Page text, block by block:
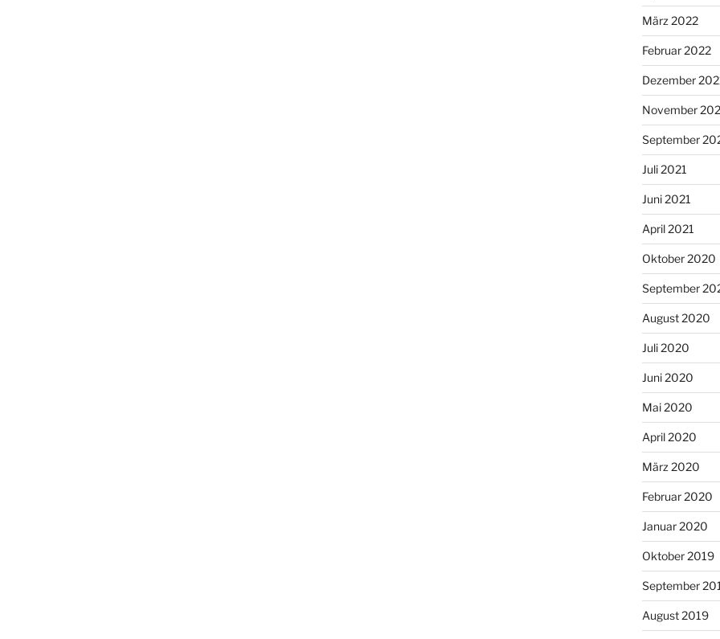
März 2022
Februar 2022
Dezember
November
September
Juli 2021
Juni 2021
April 2021
Oktober 2020
September
August 2020
Juli 2020
Juni 2020
Mai 2020
April 2020
März 2020
Februar 2020
Januar 2020
Oktober 2019
September
August 2019